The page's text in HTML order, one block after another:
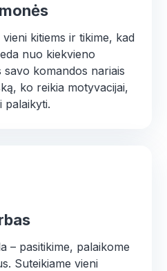
kitiems ir tikime, kad
nuo kiekvieno
savo komandos nariais
ko reikia motyvacijai,
palaikyti.
– pasitikime, palaikome
Suteikiame vieni